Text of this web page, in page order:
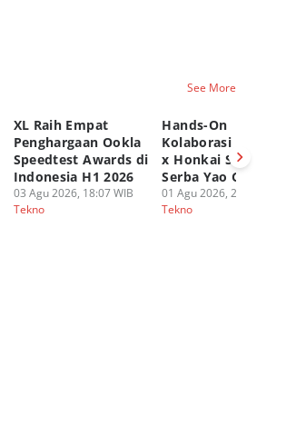
See More
XL Raih Empat
Penghargaan Ookla
Speedtest Awards di
Indonesia H1 2026
03 Agu 2026, 18:07 WIB
Tekno
Hands-On
Kolaborasi UGREEN
x Honkai Star Rail,
Serba Yao Guang!
01 Agu 2026, 20:16 WIB
Tekno